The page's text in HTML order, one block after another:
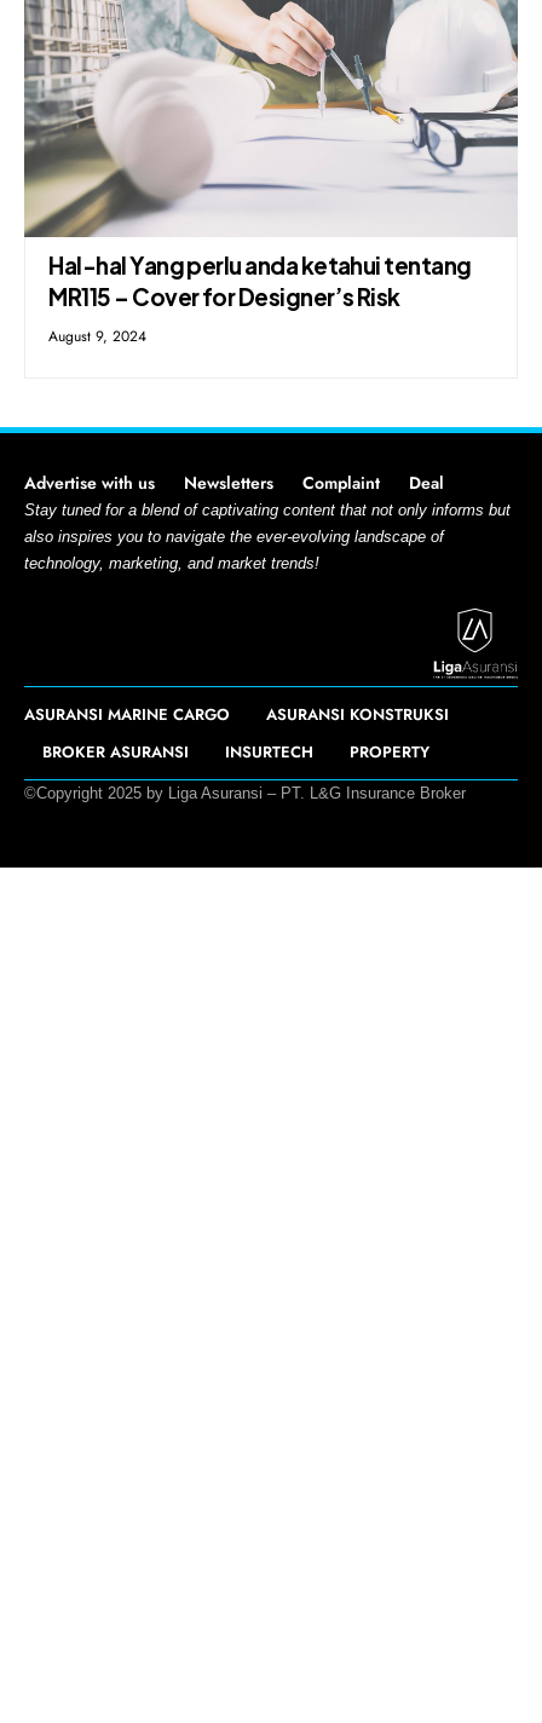
Hal-hal Yang perlu anda ketahui tentang
MR115 – Cover for Designer’s Risk
August 9, 2024
Advertise with us Newsletters Complaint Deal
Stay tuned for a blend of captivating content that not only informs but
also inspires you to navigate the ever-evolving landscape of
technology, marketing, and market trends!
ASURANSI MARINE CARGO
ASURANSI KONSTRUKSI
BROKER ASURANSI
INSURTECH PROPERTY
©Copyright 2025 by Liga Asuransi – PT. L&G Insurance Broker